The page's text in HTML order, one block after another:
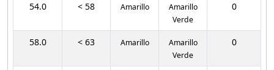
54.0 < 58 Amarillo
Amarillo
Verde
0
58.0 < 63 Amarillo
Amarillo
Verde
0